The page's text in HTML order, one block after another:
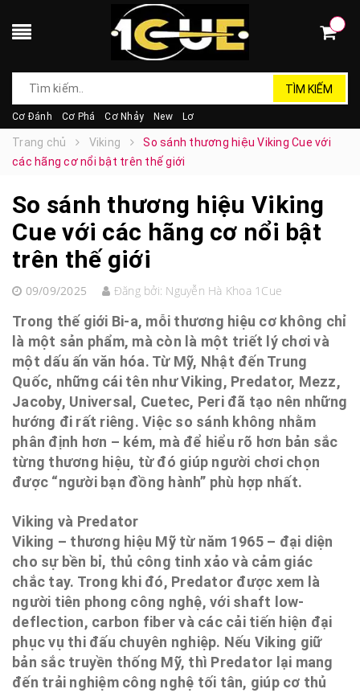
TÌM KIẾM
Cơ Đánh Cơ Phá Cơ Nhảy New Lơ
Trang chủ Viking
So sánh thương hiệu Viking Cue với
các hãng cơ nổi bật trên thế giới
So sánh thương hiệu Viking
Cue với các hãng cơ nổi bật
trên thế giới
09/09/2025 Đăng bởi: Nguyễn Hà Khoa 1Cue
Trong thế giới Bi-a, mỗi thương hiệu cơ không chỉ
là một sản phẩm, mà còn là một triết lý chơi và
một dấu ấn văn hóa. Từ Mỹ, Nhật đến Trung
Quốc, những cái tên như Viking, Predator, Mezz,
Jacoby, Universal, Cuetec, Peri đã tạo nên những
hướng đi rất riêng. Việc so sánh không nhằm
phân định hơn – kém, mà để hiểu rõ hơn bản sắc
từng thương hiệu, từ đó giúp người chơi chọn
được “người bạn đồng hành” phù hợp nhất.
Viking và Predator
Viking – thương hiệu Mỹ từ năm 1965 – đại diện
cho sự bền bỉ, thủ công tinh xảo và cảm giác
chắc tay. Trong khi đó, Predator được xem là
người tiên phong công nghệ, với shaft low-
deflection, carbon fiber và các cải tiến hiện đại
phục vụ thi đấu chuyên nghiệp. Nếu Viking giữ
bản sắc truyền thống Mỹ, thì Predator lại mang
đến trải nghiệm công nghệ tối tân, giúp cơ thủ